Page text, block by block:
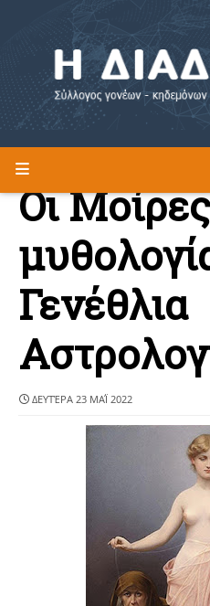
Η ΔΙΑΔΡΟΜΗ
Οι
Γενέθλια
ΔΕΥΤΈΡΑ 23 ΜΑΪ́ 2022